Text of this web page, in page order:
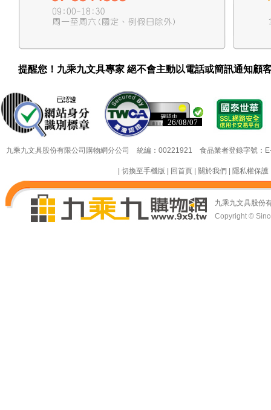
提醒您！九乘九文具專家 絕不會主動以電話或簡訊通知顧
26/08/07
26/08/07
九乘九文具股份有限公司購物網分公司 統編：00221921 食品業者登錄字號
切換至手機版 回首頁| 關於我們 隱私權保護
九乘九文具股份
Copyright ©